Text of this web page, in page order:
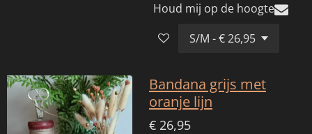
Houd mij op de hoogte
Bandana grijs met
oranje lijn
€ 26,95